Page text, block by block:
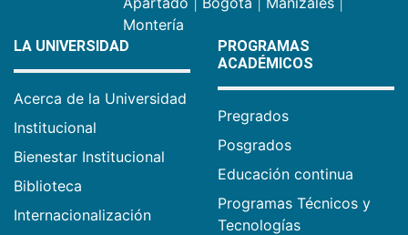
Montería
LA UNIVERSIDAD
Acerca de la Universidad
Institucional
Bienestar Institucional
Biblioteca
Internacionalización
PROGRAMAS
ACADÉMICOS
Pregrados
Posgrados
Educación continua
Programas Técnicos y
Tecnologías